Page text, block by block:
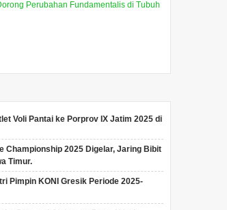
Perubahan Fundamentalis di Tubuh
Voli Pantai ke Porprov IX Jatim 2025 di
Championship 2025 Digelar, Jaring Bibit
Timur.
Pimpin KONI Gresik Periode 2025-